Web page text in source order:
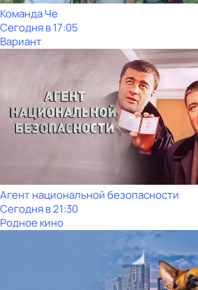
Команда Че
Сегодня в 17:05
Вариант
Агент национальной безопасности
Сегодня в 21:30
Родное кино